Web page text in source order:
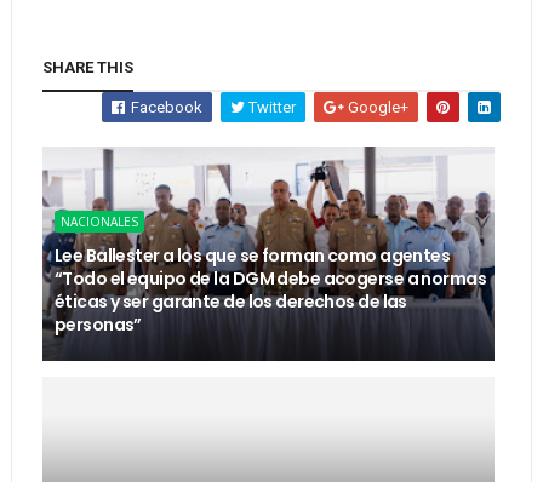
SHARE THIS
Facebook Twitter Google+
NACIONALES
Lee Ballester a los que se forman como agentes
“Todo el equipo de la DGM debe acogerse a normas
éticas y ser garante de los derechos de las
personas”